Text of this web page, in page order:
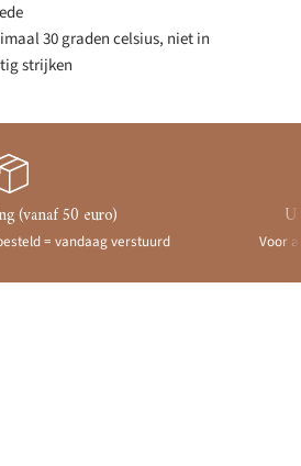
30 graden celsius, niet in
strijken
(vanaf 50 euro)
= vandaag verstuurd Voor